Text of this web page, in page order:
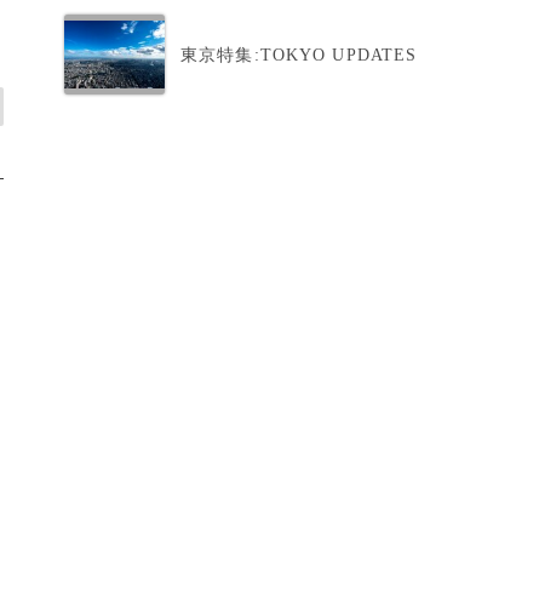
東京特集:TOKYO UPDATES